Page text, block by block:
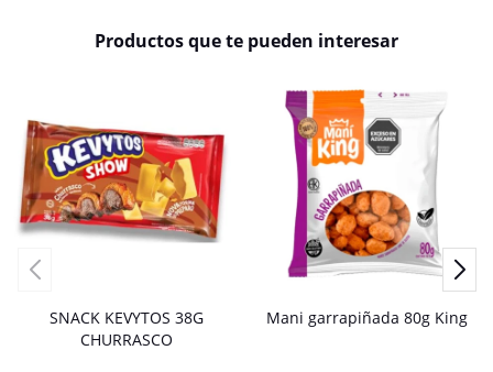
Productos que te pueden interesar
SNACK KEVYTOS 38G
CHURRASCO
Mani garrapiñada 80g King